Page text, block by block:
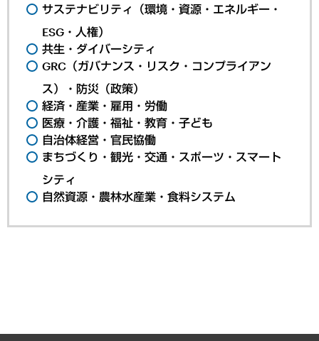
サステナビリティ（環境・資源・エネルギー・
ESG・人権）
共生・ダイバーシティ
GRC（ガバナンス・リスク・コンプライアン
ス）・防災（政策）
経済・産業・雇用・労働
医療・介護・福祉・教育・子ども
自治体経営・官民協働
まちづくり・観光・交通・スポーツ・スマート
シティ
自然資源・農林水産業・食料システム